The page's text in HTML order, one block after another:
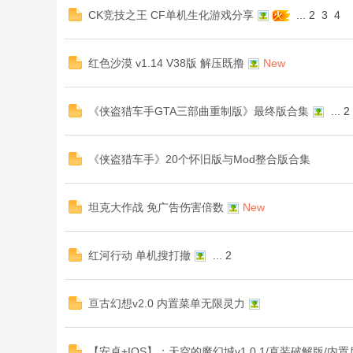
CK竞技之王 CF单机生化游戏分享 2 3 4
红色沙漠 v1.14 V38版 解压既撸 New
《侠盗猎车手GTA三部曲重制版》最终版合集 2
《侠盗猎车手》20个怀旧版与Mod整合版合集
坦克大作战 免广告伤害倍数 New
红河行动 单机搜打撤 2
亘古幻想v2.0 内置菜单无限灵力